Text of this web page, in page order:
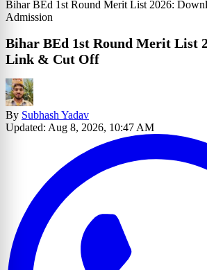
Bihar BEd 1st Round Merit List 2026:
Admission
Bihar BEd 1st Round Merit List
Link & Cut Off
By Subhash Yadav
Updated: Aug 8, 2026, 10:47 AM